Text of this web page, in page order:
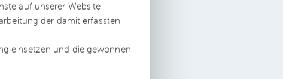
auf unserer Website
der damit erfassten
einsetzen und die gewonnen
die